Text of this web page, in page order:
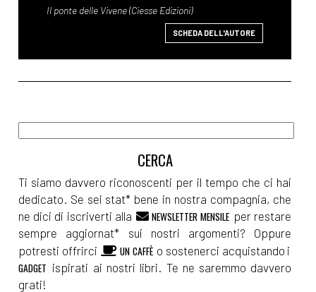
SCHEDA DELL'AUTORE
Ti siamo davvero riconoscenti per il tempo che ci hai
dedicato. Se sei stat* bene in nostra compagnia, che
ne dici di iscriverti alla
NEWSLETTER MENSILE per restare
sempre aggiornat* sui nostri argomenti? Oppure
potresti offrirci
UN CAFFÈ o sostenerci acquistando i
GADGET ispirati ai nostri libri. Te ne saremmo davvero
grati!